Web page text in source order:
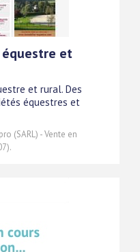
équestre et
et rural. Des
équestres et
(SARL) - Vente en